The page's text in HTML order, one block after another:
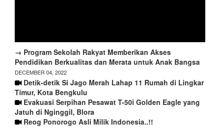
→ Program Sekolah Rakyat Memberikan Akses
Pendidikan Berkualitas dan Merata untuk Anak Bangsa
DECEMBER 04, 2022
Detik-detik Si Jago Merah Lahap 11 Rumah di Lingkar
Timur, Kota Bengkulu
Evakuasi Serpihan Pesawat T-50i Golden Eagle yang
Jatuh di Nginggil, Blora
Reog Ponorogo Asli Milik Indonesia..!!